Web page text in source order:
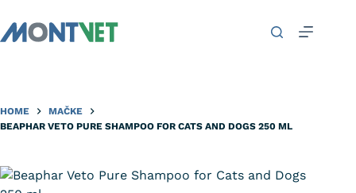
HOME
MAČKE
BEAPHAR VETO PURE SHAMPOO FOR CATS AND DOGS 250 ML